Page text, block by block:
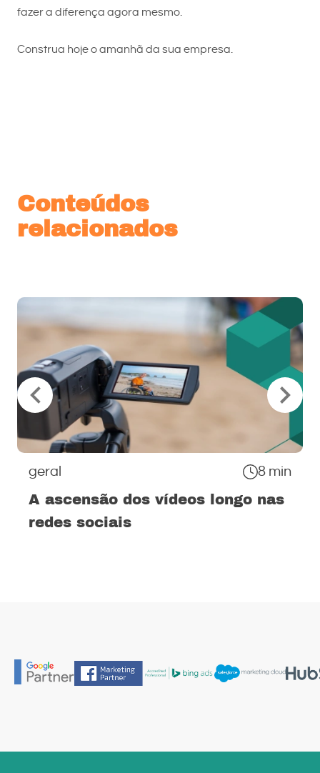
fazer a diferença agora mesmo.
Construa hoje o amanhã da sua empresa.
Conteúdos
relacionados
geral 8 min
A ascensão dos vídeos longo nas
redes sociais